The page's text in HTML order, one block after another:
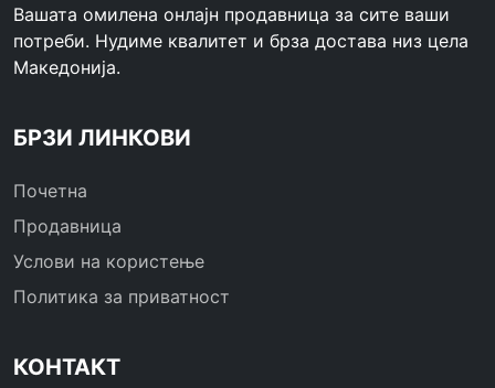
Вашата омилена онлајн продавница за сите ваши
потреби. Нудиме квалитет и брза достава низ цела
Македонија.
БРЗИ ЛИНКОВИ
Почетна
Продавница
Услови на користење
Политика за приватност
КОНТАКТ